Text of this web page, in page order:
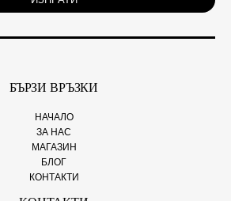
БЪРЗИ ВРЪЗКИ
НАЧАЛО
ЗА НАС
МАГАЗИН
БЛОГ
КОНТАКТИ